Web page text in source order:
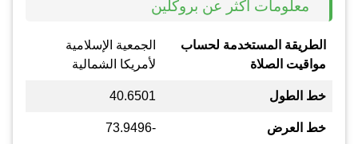
معلومات أكثر عن بروكلين
الطريقة المستخدمة لحساب
مواقيت الصلاة
الجمعية الإسلامية
لأمريكا الشمالية
خط الطول 40.6501
خط العرض -73.9496